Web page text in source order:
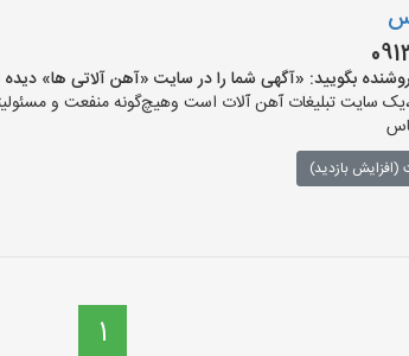
بگویید: «آگهی شما را در سایت «آهن آلاتی ها» دیده ام و کد
سایت تبلیغات آهن آلات است وهیچ‌گونه منفعت و
(افزایش بازدید)
1